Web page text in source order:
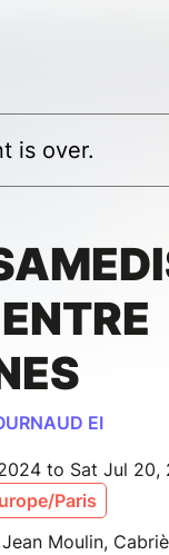
is over.
EI
to Sat Jul 20,
Paris
Moulin,